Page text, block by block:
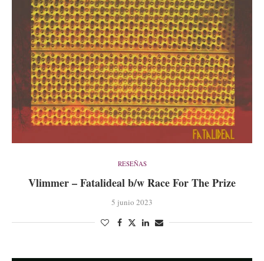
RESEÑAS
Vlimmer – Fatalideal b​/​w Race For The Prize
5 junio 2023